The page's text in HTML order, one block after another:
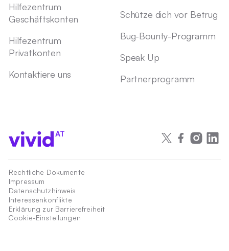
Hilfezentrum
Geschäftskonten
Hilfezentrum
Privatkonten
Kontaktiere uns
Schütze dich vor Betrug
Bug-Bounty-Programm
Speak Up
Partnerprogramm
AT
Rechtliche Dokumente
Impressum
Datenschutzhinweis
Interessenkonflikte
Erklärung zur Barrierefreiheit
Cookie-Einstellungen